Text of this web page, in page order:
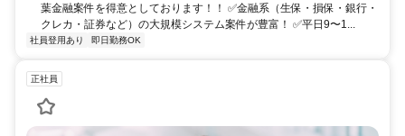
葉金融案件を得意としております！！ ✅金融系（生保・損保・銀行・
クレカ・証券など）の大規模システム案件が豊富！ ✅平日9〜1...
社員登用あり 即日勤務OK
正社員